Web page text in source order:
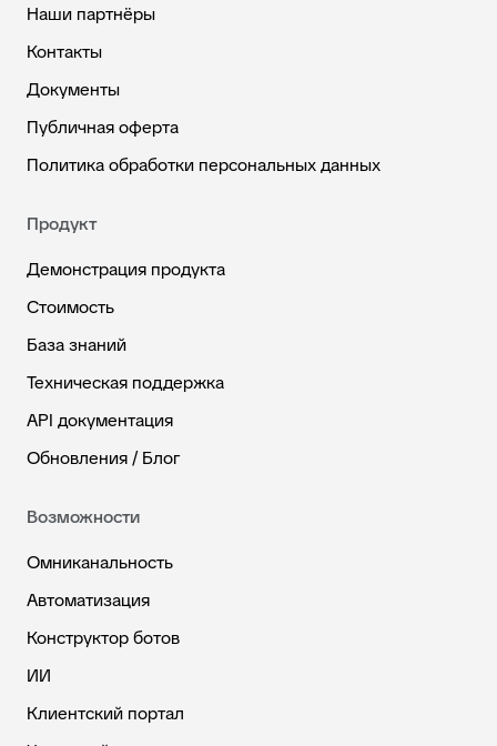
Наши партнёры
Контакты
Документы
Публичная оферта
Политика обработки персональных данных
Продукт
Демонстрация продукта
Стоимость
База знаний
Техническая поддержка
API документация
Обновления / Блог
Возможности
Омниканальность
Автоматизация
Конструктор ботов
ИИ
Клиентский портал